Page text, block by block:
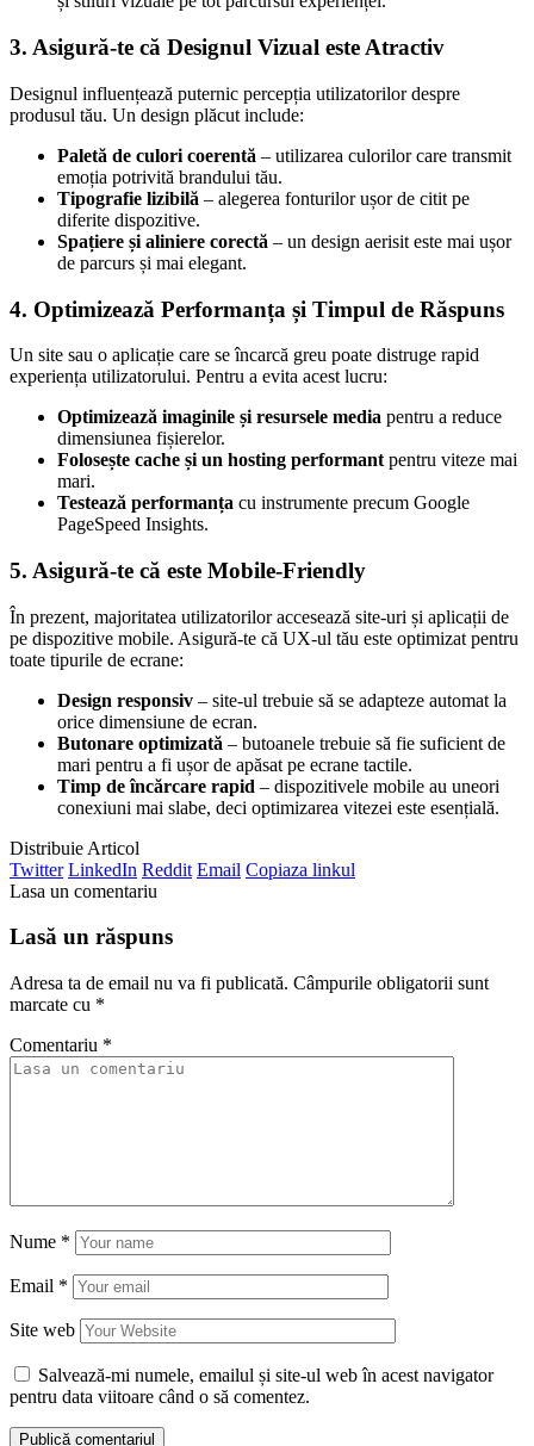
3. Asigură-te că Designul Vizual este Atractiv
Designul influențează puternic percepția utilizatorilor despre
produsul tău. Un design plăcut include:
Paletă de culori coerentă – utilizarea culorilor care transmit
emoția potrivită brandului tău.
Tipografie lizibilă – alegerea fonturilor ușor de citit pe
diferite dispozitive.
Spațiere și aliniere corectă – un design aerisit este mai ușor
de parcurs și mai elegant.
4. Optimizează Performanța și Timpul de Răspuns
Un site sau o aplicație care se încarcă greu poate distruge rapid
experiența utilizatorului. Pentru a evita acest lucru:
Optimizează imaginile și resursele media pentru a reduce
dimensiunea fișierelor.
Folosește cache și un hosting performant pentru viteze mai
mari.
Testează performanța cu instrumente precum Google
PageSpeed Insights.
5. Asigură-te că este Mobile-Friendly
În prezent, majoritatea utilizatorilor accesează site-uri și aplicații de
pe dispozitive mobile. Asigură-te că UX-ul tău este optimizat pentru
toate tipurile de ecrane:
Design responsiv – site-ul trebuie să se adapteze automat la
orice dimensiune de ecran.
Butonare optimizată – butoanele trebuie să fie suficient de
mari pentru a fi ușor de apăsat pe ecrane tactile.
Timp de încărcare rapid – dispozitivele mobile au uneori
conexiuni mai slabe, deci optimizarea vitezei este esențială.
Distribuie Articol
Twitter LinkedIn Reddit Email Copiaza linkul
Lasa un comentariu
Lasă un răspuns
Adresa ta de email nu va fi publicată. Câmpurile obligatorii sunt
marcate cu *
Comentariu *
Nume *
Email *
Site web
Salvează-mi numele, emailul și site-ul web în acest navigator
pentru data viitoare când o să comentez.